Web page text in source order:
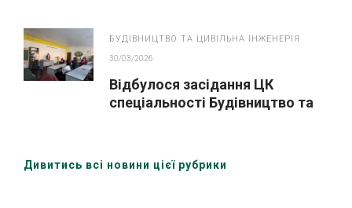
БУДІВНИЦТВО ТА ЦИВІЛЬНА ІНЖЕНЕРІЯ
30/03/2026
Відбулося засідання ЦК
спеціальності Будівництво та
стейкхолдерів
Дивитись всі новини цієї рубрики